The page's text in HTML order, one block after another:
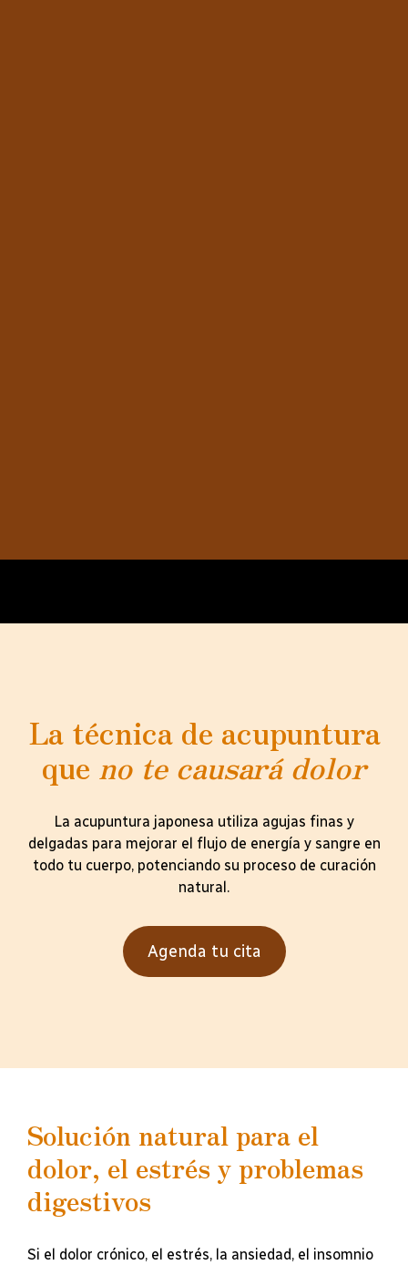
La técnica de acupuntura
que no te causará dolor
La acupuntura japonesa utiliza agujas finas y
delgadas para mejorar el flujo de energía y sangre en
todo tu cuerpo, potenciando su proceso de curación
natural.
Agenda tu cita
Solución natural para el
dolor, el estrés y problemas
digestivos
Si el dolor crónico, el estrés, la ansiedad, el insomnio